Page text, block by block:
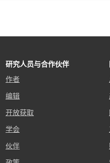
研究人员与合作伙伴
作者
编辑
开放获取
学会
伙伴